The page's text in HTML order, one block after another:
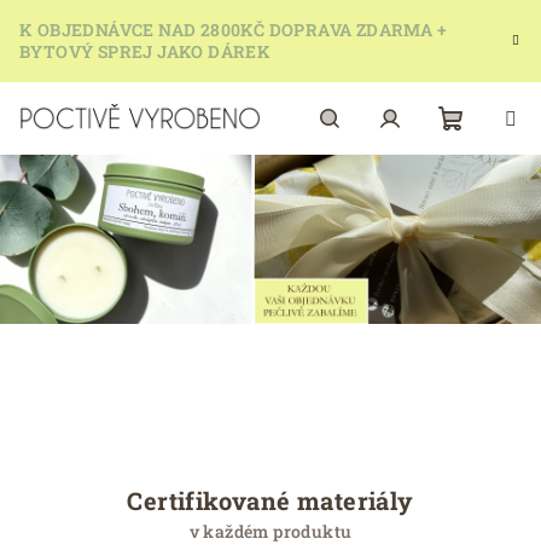
na
obsah
K OBJEDNÁVCE NAD 2800KČ DOPRAVA ZDARMA +
BYTOVÝ SPREJ JAKO DÁREK
HledatPřihlášení
košík
Certifikované materiály
v každém produktu